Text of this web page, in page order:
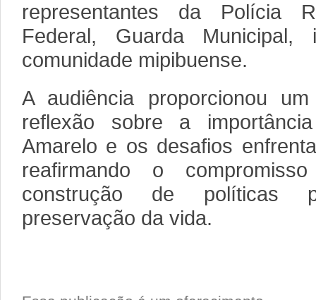
representantes da Polícia
Federal, Guarda
comunidade mipibuense.
A audiência proporcionou
reflexão sobre a
Amarelo e os desafios
reafirmando o
construção de políticas
preservação da vida.